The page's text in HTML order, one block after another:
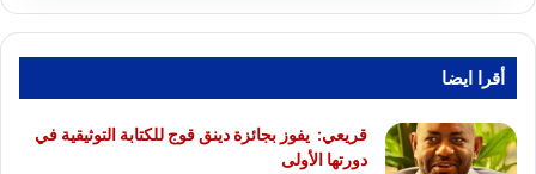
أقرا ايضا
قريعي: يفوز بجائزة دينق قوج للكتابة التوثيقية في
دورتها الأولى